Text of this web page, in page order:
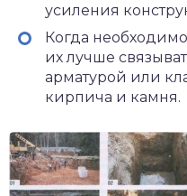
усиления
Когда
их лучше
арматурой или
кирпича и камня.